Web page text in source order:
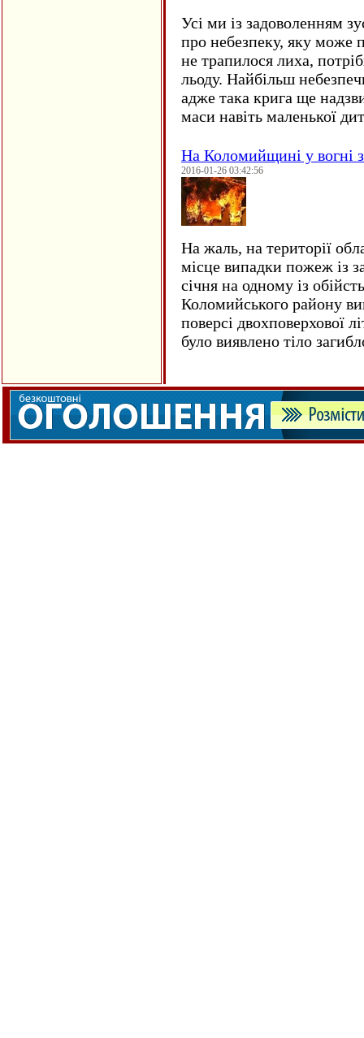
Усі ми із задоволенням
про небезпеку, яку може
не трапилося лиха,
льоду. Найбільш
адже така крига ще
маси навіть маленької
На Коломийщині у вогні
2016-01-26 03:42:56
На жаль, на території
місце випадки пожеж із
січня на одному із
Коломийського району
поверсі двохповерхової
було виявлено тіло